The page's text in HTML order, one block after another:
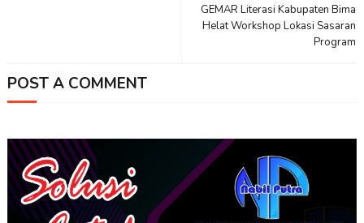
GEMAR Literasi Kabupaten Bima
Helat Workshop Lokasi Sasaran
Program
POST A COMMENT